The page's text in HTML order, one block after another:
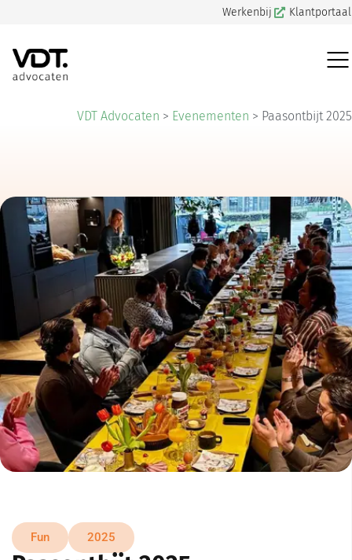
Werkenbij Klantportaal
VDT Advocaten > Evenementen > Paasontbijt 2025
Fun 2025